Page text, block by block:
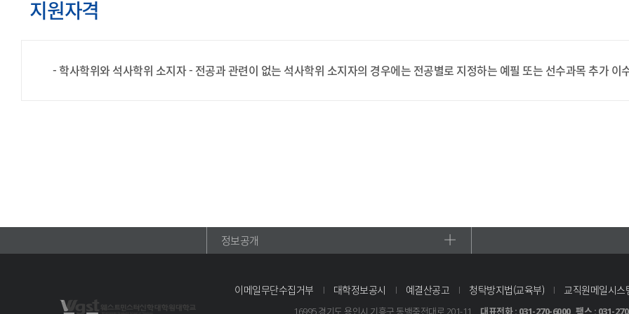
지원자격
- 학사학위와 석사학위 소지자- 전공과 관련이 없는 석사학위 소지자의 경우에는 전공별로 지정하는 예필 또는 선수과목 추가 이
정보공개
이메일무단수집거부 대학정보공시 예결산공고 청탁방지법(교육부) 교직원메일시스
16995 경기도 용인시 기흥구 동백죽전대로 201-11 대표전화 : 031-270-6000 팩스 : 031-